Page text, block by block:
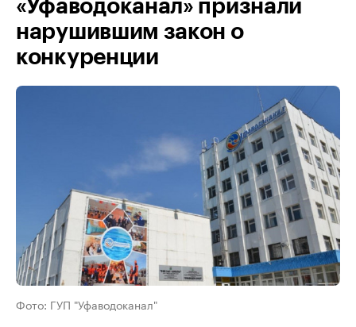
«Уфаводоканал» признали
нарушившим закон о
конкуренции
Фото: ГУП "Уфаводоканал"